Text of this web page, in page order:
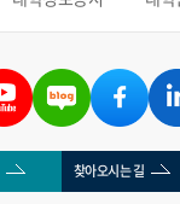
찾아오시는 길